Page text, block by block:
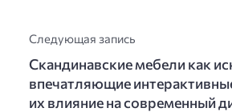
Следующая запись
Скандинавские мебели как
впечатляющие
их влияние на современный